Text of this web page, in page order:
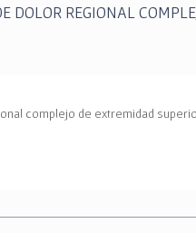
DOLOR REGIONAL
complejo de extremidad